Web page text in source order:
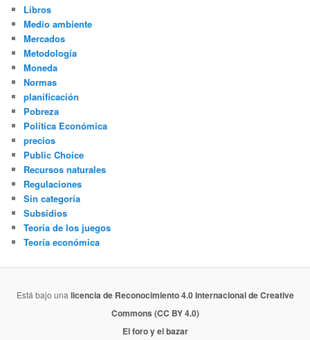
Libros
Medio ambiente
Mercados
Metodología
Moneda
Normas
planificación
Pobreza
Política Económica
precios
Public Choice
Recursos naturales
Regulaciones
Sin categoría
Subsidios
Teoría de los juegos
Teoría económica
Está bajo unalicencia de Reconocimiento 4.0 Internacional de Creative
Commons (CC BY 4.0)
El foro y el bazar